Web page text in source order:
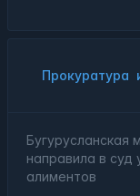
Прокуратура
Бугурусланская
направила в суд
алиментов